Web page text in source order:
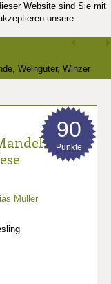
Website sind Sie mit
unsere
Weingüter, Winzer
Müller
90
Punkte